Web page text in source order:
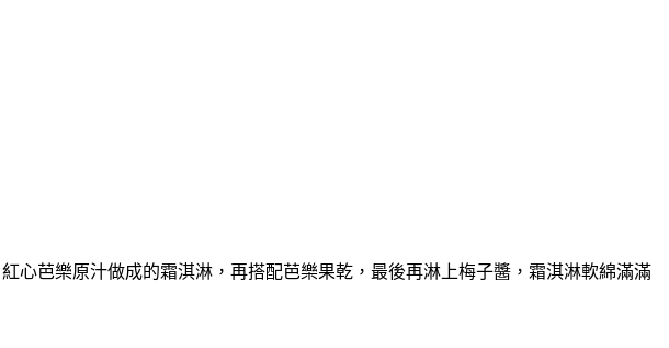
心芭樂原汁做成的霜淇淋，再搭配芭樂果乾，最後再淋上梅子醬，霜淇淋軟綿滿滿